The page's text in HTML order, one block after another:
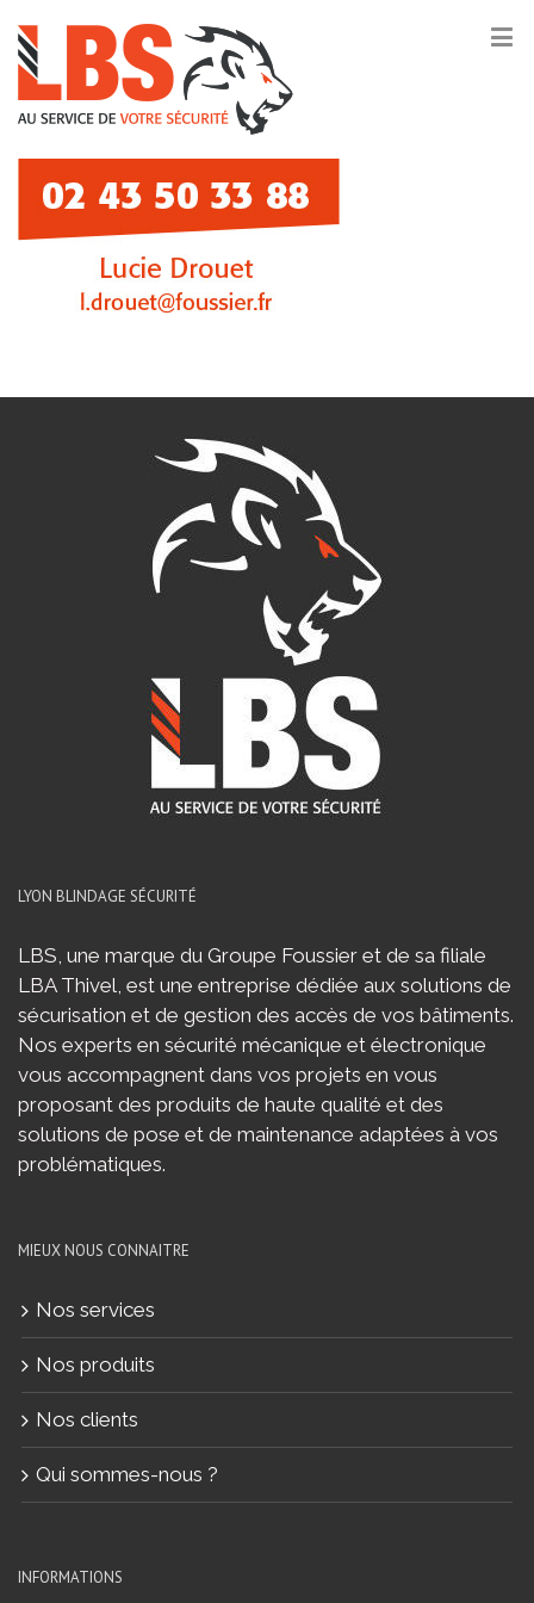
LYON BLINDAGE SÉCURITÉ
LBS, une marque du Groupe Foussier et de sa filiale
LBA Thivel, est une entreprise dédiée aux solutions de
sécurisation et de gestion des accès de vos bâtiments.
Nos experts en sécurité mécanique et électronique
vous accompagnent dans vos projets en vous
proposant des produits de haute qualité et des
solutions de pose et de maintenance adaptées à vos
problématiques.
MIEUX NOUS CONNAITRE
Nos services
Nos produits
Nos clients
Qui sommes-nous ?
INFORMATIONS